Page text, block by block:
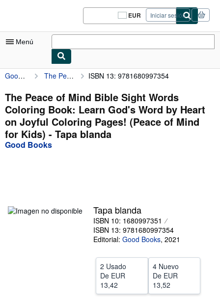
Pasar al contenido principal
EUR
Preferencias
de
del
Iniciar sesión
Menú
Mi cuenta
Consultar mis pedidos
Cerrar sesión
Búsqueda avanzada
Colecciones
Comenzar a vender
Good Books The Peace of Mind Bible Sight Words Coloring Book: Learn God's Word by Heart on Joyful Coloring Pages! (Peace of Mind for Kids) ISBN 13: 9781680997354
The Peace of Mind Bible Sight Words
Coloring Book: Learn God's Word by Heart
on Joyful Coloring Pages! (Peace of Mind
for Kids) - Tapa blanda
Good Books
Tapa blanda
ISBN 10: 1680997351
ISBN 13: 9781680997354
Editorial: Good Books, 2021
2 Usado
De EUR
13,42
4 Nuevo
De EUR
13,52